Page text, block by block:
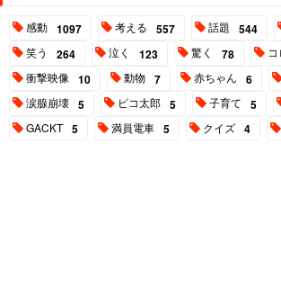
感動 1097 考える 557 話題 544
笑う 264 泣く 123 驚く 78
衝撃映像 10 動物 7 赤ちゃん 6
涙腺崩壊 5 ピコ太郎 5 子育て 5
GACKT 5 満員電車 5 クイズ 4